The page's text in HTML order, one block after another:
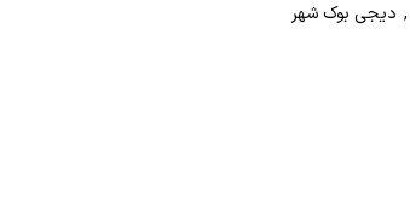
, دیجی بوک شهر